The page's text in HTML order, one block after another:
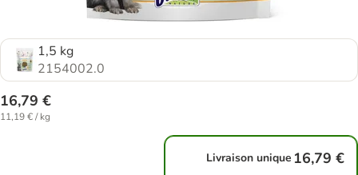
1,5 kg
2154002.0
16,79 €
11,19 € / kg
Livraison unique 16,79 €